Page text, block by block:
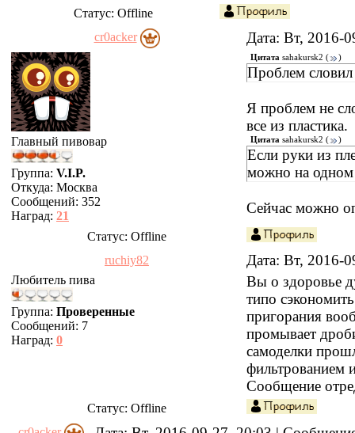
Статус: Offline
cr0acker
Дата: Вт, 2016-
Главный пивовар
Группа: V.I.P.
Откуда: Москва
Сообщений: 352
Наград: 21
Цитата sahakursk2 ( )
Проблем
Я проблем не
все из пластика.
Цитата sahakursk2 ( )
Если руки из
можно на одном
Сейчас можно
Статус: Offline
ruchiy82
Дата: Вт, 2016-
Любитель пива
Группа: Проверенные
Сообщений: 7
Наград: 0
Вы о здоровье
типо
пригорания
промывает
самоделки
фильтрованием
Сообщение
Статус: Offline